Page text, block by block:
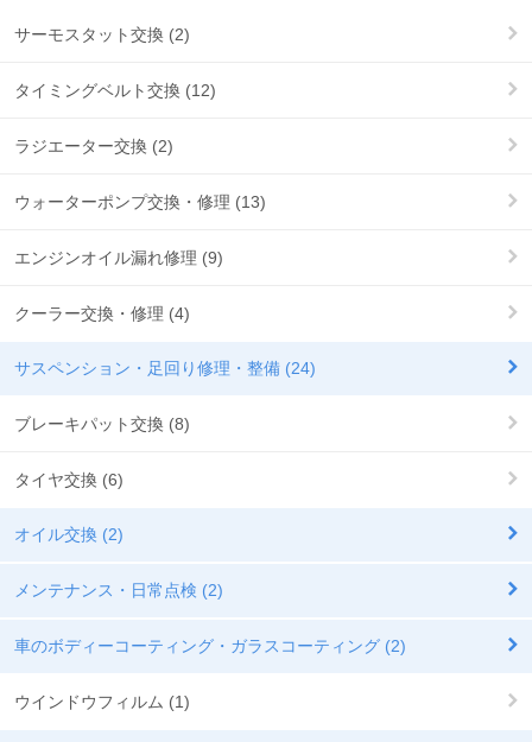
サーモスタット交換 (2)
タイミングベルト交換 (12)
ラジエーター交換 (2)
ウォーターポンプ交換・修理 (13)
エンジンオイル漏れ修理 (9)
クーラー交換・修理 (4)
サスペンション・足回り修理・整備 (24)
ブレーキパット交換 (8)
タイヤ交換 (6)
オイル交換 (2)
メンテナンス・日常点検 (2)
車のボディーコーティング・ガラスコーティング (2)
ウインドウフィルム (1)